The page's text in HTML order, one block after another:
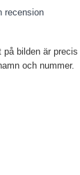
recension
på bilden är
och nummer.